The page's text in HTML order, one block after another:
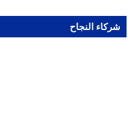
شركاء النجاح